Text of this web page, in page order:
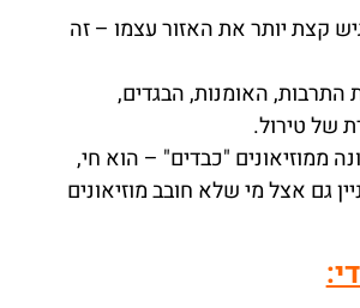
קצת יותר את האזור עצמו – זה
התרבות, האומנות, הבגדים,
של טירול.
ממוזיאונים "כבדים" – הוא חי,
גם אצל מי שלא חובב מוזיאונים